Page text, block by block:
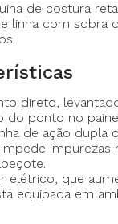
de costura
linha com sobra
direto,
ponto no
de ação dupla
elétrico, que
equipada em
5.000ppm
3.200ppm
ponto: 5mm
de ação